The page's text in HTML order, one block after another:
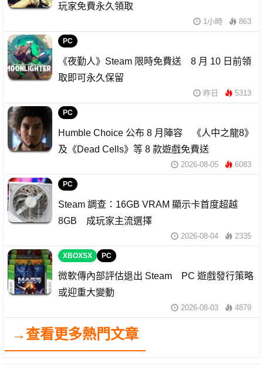
玩家免費永久領取
1小時 863
PC
《夜勤人》Steam 限時免費送 8 月 10 日前領
取即可永久保留
昨日 5313
PC
Humble Choice 公布 8 月陣容 《人中之龍8》
及《Dead Cells》等 8 款遊戲免費送
2026-08-05 6083
PC
Steam 調查：16GB VRAM 顯示卡首度超越
8GB 成玩家主流選擇
2026-08-04 2335
XBOXSX PC
微軟傳內部評估退出 Steam PC 遊戲發行策略
或迎重大變動
2026-08-03 4879
→查看更多熱門文章